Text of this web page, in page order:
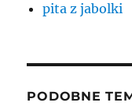
pita z jabolki
PODOBNE